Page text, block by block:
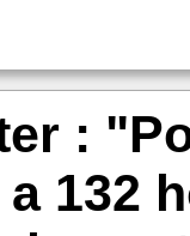
:
132